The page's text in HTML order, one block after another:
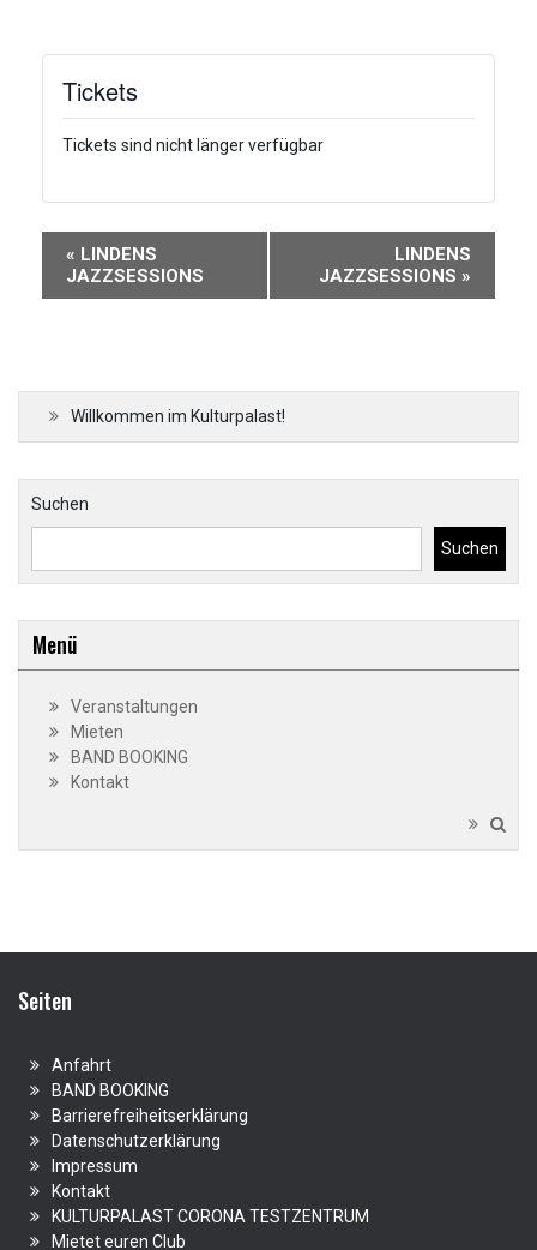
Tickets
Tickets sind nicht länger verfügbar
Veranstaltung-
Navigation
« LINDENS
JAZZSESSIONS
LINDENS
JAZZSESSIONS »
Willkommen im Kulturpalast!
Suchen
Suchen
Menü
Veranstaltungen
Mieten
BAND BOOKING
Kontakt
Seiten
Anfahrt
BAND BOOKING
Barrierefreiheitserklärung
Datenschutzerklärung
Impressum
Kontakt
KULTURPALAST CORONA TESTZENTRUM
Mietet euren Club